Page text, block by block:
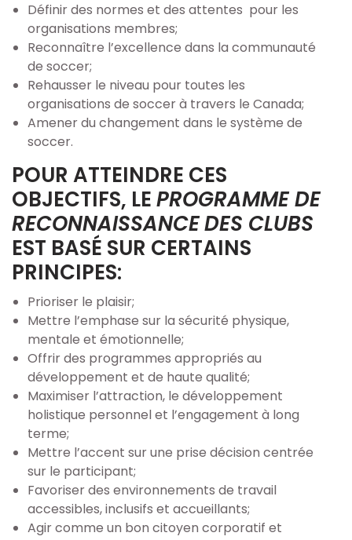
Programmes
Joueurs
Éducateur
Arbitre
Documents
Événements
Boutique
Nous Contacter
Boutique
Définir des normes et des attentes pour les
organisations membres;
Reconnaître l’excellence dans la communauté
de soccer;
Rehausser le niveau pour toutes les
organisations de soccer à travers le Canada;
Amener du changement dans le système de
soccer.
POUR ATTEINDRE CES
OBJECTIFS, LEPROGRAMME DE
RECONNAISSANCEDES CLUBS
EST BASÉ SUR CERTAINS
PRINCIPES:
Prioriser le plaisir;
Mettre l’emphase sur la sécurité physique,
mentale et émotionnelle;
Offrir des programmes appropriés au
développement et de haute qualité;
Maximiser l’attraction, le développement
holistique personnel et l’engagement à long
terme;
Mettre l’accent sur une prise décision centrée
sur le participant;
Favoriser des environnements de travail
accessibles, inclusifs et accueillants;
Agir comme un bon citoyen corporatif et